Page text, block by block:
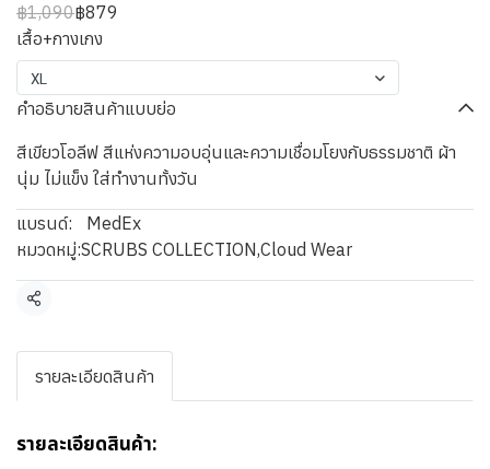
฿1,090฿879
เสื้อ+กางเกง
XL
คำอธิบายสินค้าแบบย่อ
สีเขียวโอลีฟ สีแห่งความอบอุ่นและความเชื่อมโยงกับธรรมชาติ ผ้า
นุ่ม ไม่แข็ง ใส่ทำงานทั้งวัน
แบรนด์:
MedEx
หมวดหมู่:SCRUBS COLLECTION,Cloud Wear
แชร์
รายละเอียดสินค้า
รายละเอียดสินค้า: